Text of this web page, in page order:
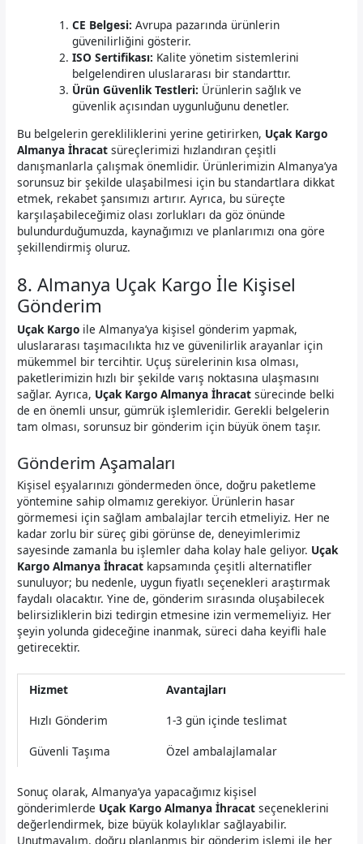
CE Belgesi: Avrupa pazarında ürünlerin
güvenilirliğini gösterir.
ISO Sertifikası: Kalite yönetim sistemlerini
belgelendiren uluslararası bir standarttır.
Ürün Güvenlik Testleri: Ürünlerin sağlık ve
güvenlik açısından uygunluğunu denetler.
Bu belgelerin gerekliliklerini yerine getirirken, Uçak Kargo
Almanya İhracat süreçlerimizi hızlandıran çeşitli
danışmanlarla çalışmak önemlidir. Ürünlerimizin Almanya’ya
sorunsuz bir şekilde ulaşabilmesi için bu standartlara dikkat
etmek, rekabet şansımızı artırır. Ayrıca, bu süreçte
karşılaşabileceğimiz olası zorlukları da göz önünde
bulundurduğumuzda, kaynağımızı ve planlarımızı ona göre
şekillendirmiş oluruz.
8. Almanya Uçak Kargo İle Kişisel
Gönderim
Uçak Kargo ile Almanya’ya kişisel gönderim yapmak,
uluslararası taşımacılıkta hız ve güvenilirlik arayanlar için
mükemmel bir tercihtir. Uçuş sürelerinin kısa olması,
paketlerimizin hızlı bir şekilde varış noktasına ulaşmasını
sağlar. Ayrıca, Uçak Kargo Almanya İhracat sürecinde belki
de en önemli unsur, gümrük işlemleridir. Gerekli belgelerin
tam olması, sorunsuz bir gönderim için büyük önem taşır.
Gönderim Aşamaları
Kişisel eşyalarınızı göndermeden önce, doğru paketleme
yöntemine sahip olmamız gerekiyor. Ürünlerin hasar
görmemesi için sağlam ambalajlar tercih etmeliyiz. Her ne
kadar zorlu bir süreç gibi görünse de, deneyimlerimiz
sayesinde zamanla bu işlemler daha kolay hale geliyor. Uçak
Kargo Almanya İhracat kapsamında çeşitli alternatifler
sunuluyor; bu nedenle, uygun fiyatlı seçenekleri araştırmak
faydalı olacaktır. Yine de, gönderim sırasında oluşabilecek
belirsizliklerin bizi tedirgin etmesine izin vermemeliyiz. Her
şeyin yolunda gideceğine inanmak, süreci daha keyifli hale
getirecektir.
Hizmet
Avantajları
Hızlı Gönderim
1-3 gün içinde teslimat
Güvenli Taşıma
Özel ambalajlamalar
Sonuç olarak, Almanya’ya yapacağımız kişisel
gönderimlerde Uçak Kargo Almanya İhracat seçeneklerini
değerlendirmek, bize büyük kolaylıklar sağlayabilir.
Unutmayalım, doğru planlanmış bir gönderim işlemi ile her